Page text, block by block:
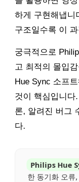
하게 구현해냅니
구조일수록 이
궁극적으로
고 최적의 몰입
Hue Sync 소프
것이 핵심입니다
론, 알려진 버그
다.
Philips Hue
한 동기화 오류